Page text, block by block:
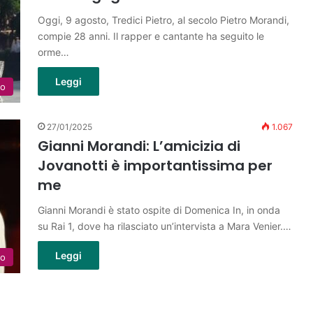
Oggi, 9 agosto, Tredici Pietro, al secolo Pietro Morandi,
compie 28 anni. Il rapper e cantante ha seguito le
orme…
Leggi
27/01/2025 1.067
Gianni Morandi: L’amicizia di
Jovanotti è importantissima per
me
Gianni Morandi è stato ospite di Domenica In, in onda
su Rai 1, dove ha rilasciato un’intervista a Mara Venier.…
Leggi